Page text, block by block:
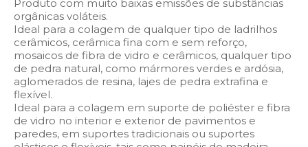
Produto com muito baixas emissões de substâncias
orgânicas voláteis.
Ideal para a colagem de qualquer tipo de ladrilhos
cerâmicos, cerâmica fina com e sem reforço,
mosaicos de fibra de vidro e cerâmicos, qualquer tipo
de pedra natural, como mármores verdes e ardósia,
aglomerados de resina, lajes de pedra extrafina e
flexível.
Ideal para a colagem em suporte de poliéster e fibra
de vidro no interior e exterior de pavimentos e
paredes, em suportes tradicionais ou suportes